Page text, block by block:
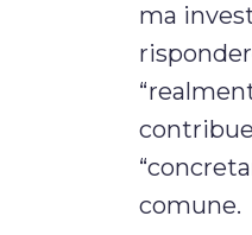
ma
comune.